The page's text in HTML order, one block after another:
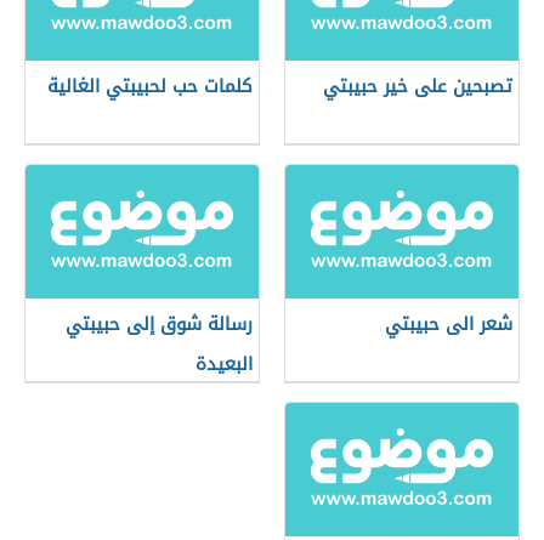
تصبحين على خير حبيبتي كلمات حب لحبيبتي الغالية
شعر الى حبيبتي
رسالة شوق إلى حبيبتي
البعيدة